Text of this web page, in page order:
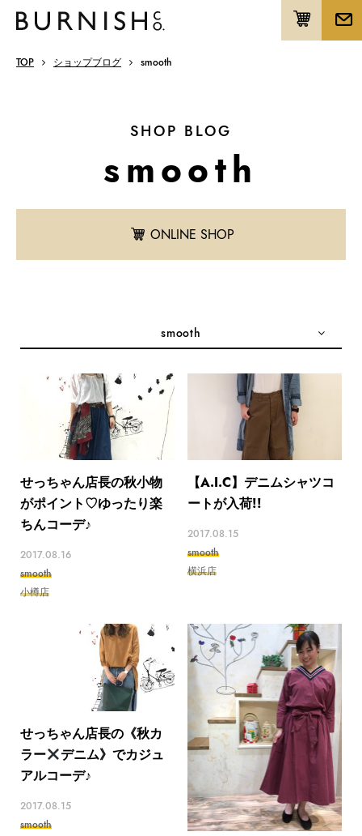
TOP ショップブログ smooth
SHOP BLOG
smooth
ONLINE SHOP
smooth
せっちゃん店長の秋小物
がポイント♡ゆったり楽
ちんコーデ♪
2017.08.16
smooth
小樽店
【A.I.C】デニムシャツコ
ートが入荷!!
2017.08.15
smooth
横浜店
せっちゃん店長の《秋カ
ラー
デニム》でカジュ
アルコーデ♪
2017.08.15
smooth